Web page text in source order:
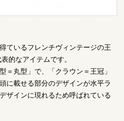
ているフレンチヴィンテージの王
的なアイテムです。
＝丸型」で、「クラウン＝王冠」
に載せる部分のデザインが水平ラ
ザインに現れるため呼ばれている